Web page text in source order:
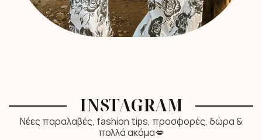
INSTAGRAM
Νέες παραλαβές, fashion tips, προσφορές, δώρα &
πολλά ακόμα💋